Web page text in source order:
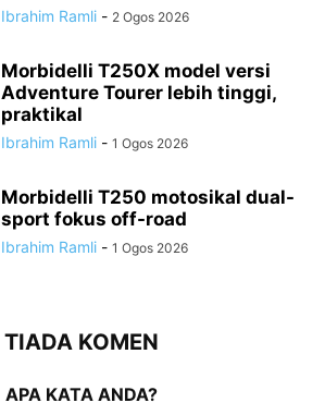
Ibrahim Ramli - 2 Ogos 2026
Morbidelli T250X model versi
Adventure Tourer lebih tinggi,
praktikal
Ibrahim Ramli - 1 Ogos 2026
Morbidelli T250 motosikal dual-
sport fokus off-road
Ibrahim Ramli - 1 Ogos 2026
TIADA KOMEN
APA KATA ANDA?